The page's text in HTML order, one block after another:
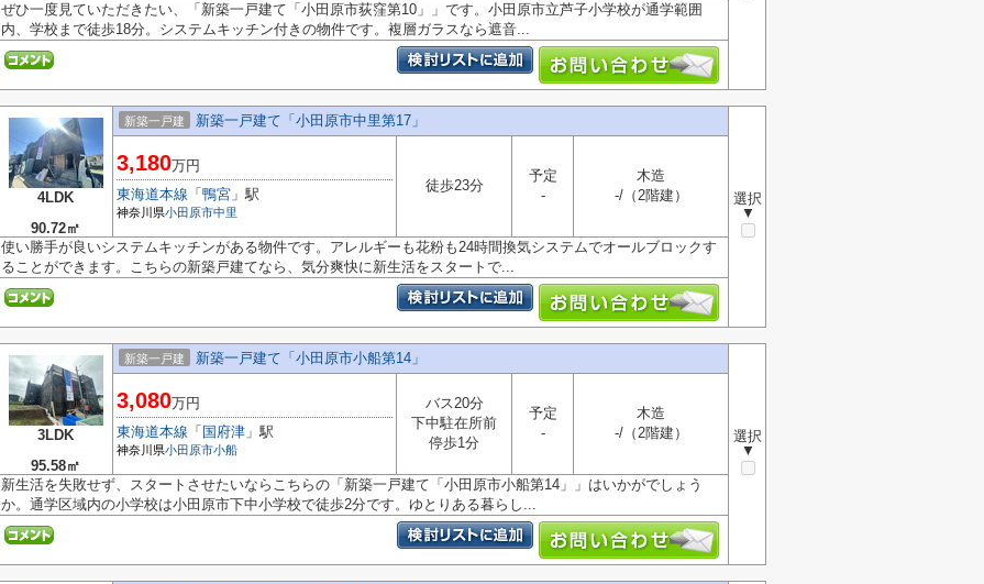
ぜひ一度見ていただきたい、「新築一戸建て「小田原市荻窪第10」」です。小田原市立芦子小学校が通学範囲
内、学校まで徒歩18分。システムキッチン付きの物件です。複層ガラスなら遮音...
4LDK
90.72㎡
新築一戸建 新築一戸建て「小田原市中里第17」
選択
▼
3,180万円
東海道本線 「 鴨宮 」駅
神奈川県小田原市中里
徒歩23分
予定
-
木造
-/（2階建）
使い勝手が良いシステムキッチンがある物件です。アレルギーも花粉も24時間換気システムでオールブロックす
ることができます。こちらの新築戸建てなら、気分爽快に新生活をスタートで...
3LDK
95.58㎡
新築一戸建 新築一戸建て「小田原市小船第14」
選択
▼
3,080万円
東海道本線 「 国府津 」駅
神奈川県小田原市小船
バス20分
下中駐在所前
停歩1分
予定
-
木造
-/（2階建）
新生活を失敗せず、スタートさせたいならこちらの「新築一戸建て「小田原市小船第14」」はいかがでしょう
か。通学区域内の小学校は小田原市下中小学校で徒歩2分です。ゆとりある暮らし...